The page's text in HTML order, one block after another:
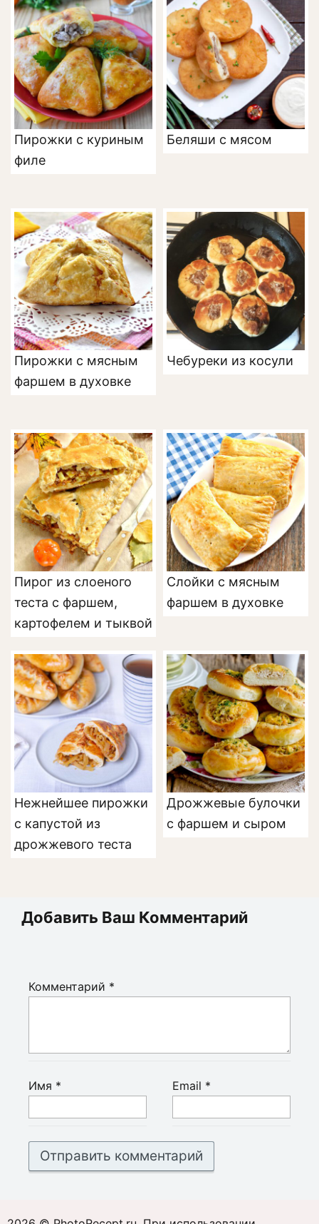
Пирожки с куриным
филе
Беляши с мясом
Пирожки с мясным
фаршем в духовке
Чебуреки из косули
Пирог из слоеного
теста с фаршем,
картофелем и тыквой
Слойки с мясным
фаршем в духовке
Нежнейшее пирожки
с капустой из
дрожжевого теста
Дрожжевые булочки
с фаршем и сыром
Добавить Ваш Комментарий
Комментарий *
Имя * Email *